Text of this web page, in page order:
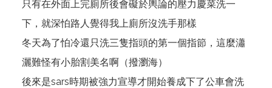
只有在外面上完廁所後會礙於輿論的壓力慶菜洗一
下，就深怕路人覺得我上廁所沒洗手那樣
冬天為了怕冷還只洗三隻指頭的第一個指節，這麼瀟
灑難怪有小胎割美名啊（撥瀏海）
後來是sars時期被強力宣導才開始養成下了公車會洗